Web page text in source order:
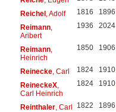
Reichel, Adolf 1816 1896
Reimann,
Aribert
1936 2024
Reimann,
Heinrich
1850 1906
Reinecke, Carl 1824 1910
ReineckeX,
Carl Heinrich
1824 1910
Reinthaler, Carl 1822 1896